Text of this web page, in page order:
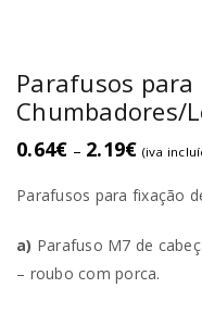
Parafusos para
Chumbadores/
0.64€ – 2.19€ (iva
Parafusos para fixação
a) Parafuso M7 de
– roubo com porca.